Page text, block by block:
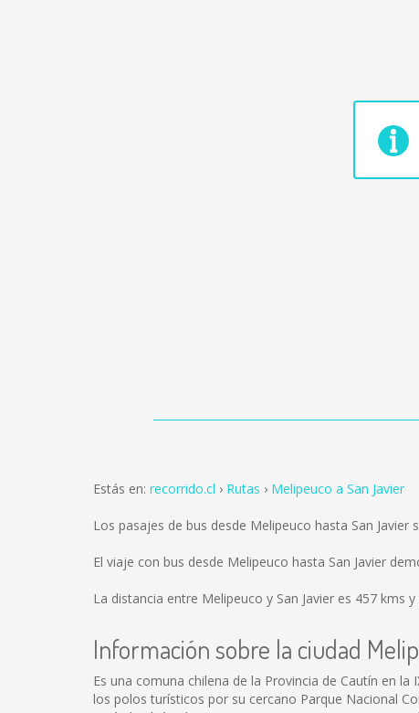
Estás en: recorrido.cl Rutas Melipeuco a San Javier
Los pasajes de bus desde Melipeuco hasta San Javier
El viaje con bus desde Melipeuco hasta San Javier
La distancia entre Melipeuco y San Javier es 457 kms y
Información sobre la ciudad
Es una comuna chilena de la Provincia de Cautín en
los polos turísticos por su cercano Parque Nacional